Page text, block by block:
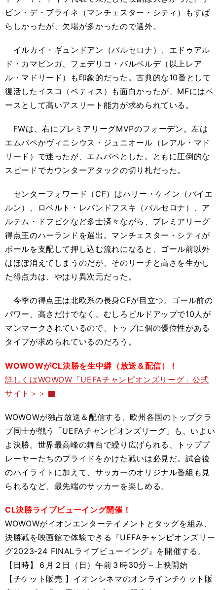
ビン・デ・ブライネ（マンチェスター・シティ）もすば
らしかったが、欠場が多かったので選外。
イルカイ・ギュンドアン（バルセロナ）、エドゥアル
ド・カマビンガ、フェデリコ・バルベルデ（以上レア
ル・マドリード）も印象的だった。古典的な10番として
復活したイスコ（ベティス）も面白かったが、MFにはベ
ースとして高いアスリート能力が求められている。
FWは、右にプレミアリーグMVPのフォーデン。左は
エムバペかヴィニシウス・ジュニオール（レアル・マド
リード）で迷ったが、エムバペとした。ともに圧倒的な
スピードでカウンターアタックの切り札だった。
センターフォワード（CF）はハリー・ケイン（バイエ
ルン）、ロベルト・レバンドフスキ（バルセロナ）、ア
ルテム・ドフビクなど多士済々ながら、プレミアリーグ
得点王のハーランドを選出。マンチェスター・シティが
ボールを支配して押し込む流れになると、ゴール前以外
はほぼ消えてしまうのだが、そのリーチと高さを生かし
た得点力は、やはり異次元だった。
今季の得点王は北欧系の長身CFが目立つ。ゴール前の
パワー、高さだけでなく、むしろビルドアップで10人が
マンマークされているので、トップに個の優位性がある
タイプが求められているのだろう。
WOWOWがCL決勝を生中継（放送＆配信）！
詳しくはWOWOW「UEFAチャンピオンズリーグ」公式
サイト＞＞
WOWOWが独占放送＆配信する、欧州各国のトップクラ
ブ同士が戦う「UEFAチャンピオンズリーグ」も、いよい
よ決勝。世界最高峰の舞台で繰り広げられる、トッププ
レーヤーたちのプライドをかけた戦いは必見だ。試合後
のハイライトに加えて、サッカーのオリジナル番組も見
られるなど、最先端のサッカーを楽しめる。
CL決勝ライブビューイング開催！
WOWOWがイオンエンターテイメントとタッグを組み、
決勝戦を映画館で体験できる『UEFAチャンピオンズリー
グ2023-24 FINALライブビューイング』を開催する。
【日時】６月２日（日）午前３時30分～上映開始
【チケット販売 】イオンシネマのオンラインチケット販